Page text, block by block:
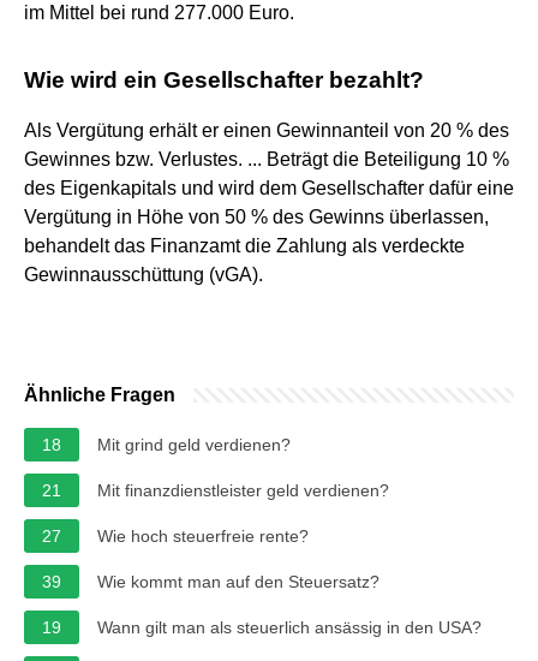
im Mittel bei rund 277.000 Euro.
Wie wird ein Gesellschafter bezahlt?
Als Vergütung erhält er einen Gewinnanteil von 20 % des
Gewinnes bzw. Verlustes. ... Beträgt die Beteiligung 10 %
des Eigenkapitals und wird dem Gesellschafter dafür eine
Vergütung in Höhe von 50 % des Gewinns überlassen,
behandelt das Finanzamt die Zahlung als verdeckte
Gewinnausschüttung (vGA).
Ähnliche Fragen
18 Mit grind geld verdienen?
21 Mit finanzdienstleister geld verdienen?
27 Wie hoch steuerfreie rente?
39 Wie kommt man auf den Steuersatz?
19 Wann gilt man als steuerlich ansässig in den USA?